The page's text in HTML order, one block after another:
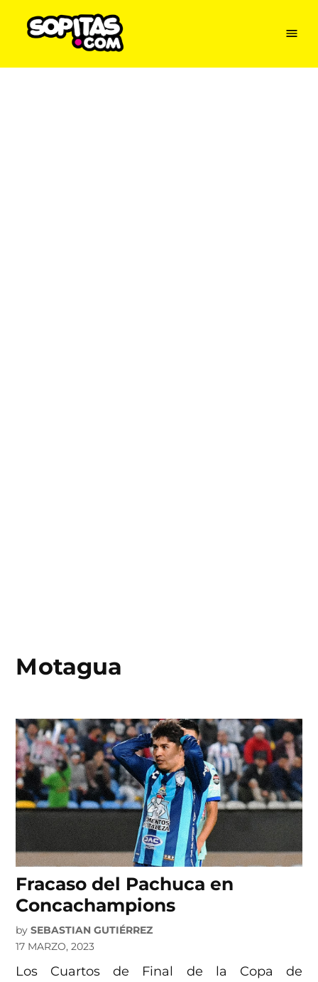
Skip
Menu
Motagua
Fracaso del Pachuca en
Concachampions
by SEBASTIAN GUTIÉRREZ
17 MARZO, 2023
Los Cuartos de Final de la Copa de